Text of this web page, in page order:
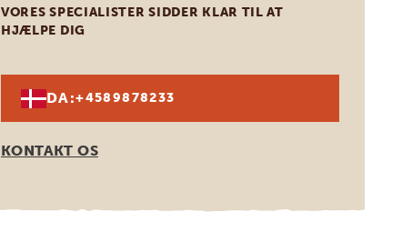
VORES SPECIALISTER SIDDER KLAR TIL AT
HJÆLPE DIG
DA:+4589878233
KONTAKT OS